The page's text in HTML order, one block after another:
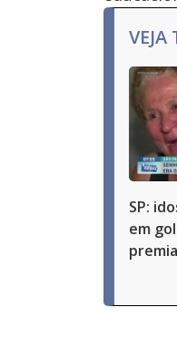
VEJA
SP:
em